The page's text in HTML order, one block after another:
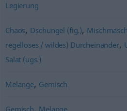
Legierung
Chaos, Dschungel (fig.),
regelloses / wildes) Durcheinander,
Salat (ugs.)
Melange, Gemisch
Gemisch, Melange